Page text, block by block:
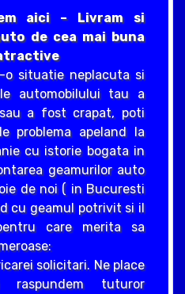
aici – Livram si
de cea mai buna
situatie neplacuta si
automobilului tau a
a fost crapat, poti
problema apeland la
cu istorie bogata in
geamurilor auto
de noi ( in Bucuresti
cu geamul potrivit si il
care merita sa
solicitari. Ne place
tuturor